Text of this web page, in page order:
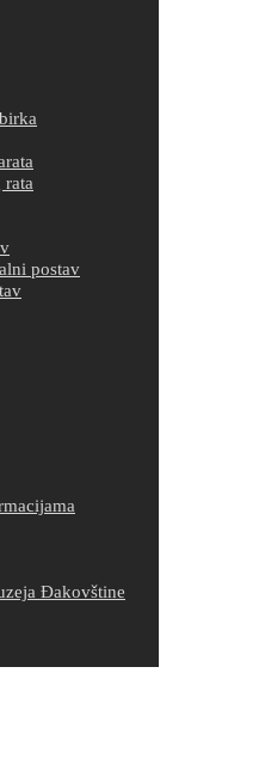
rata
postav
Đakovštine